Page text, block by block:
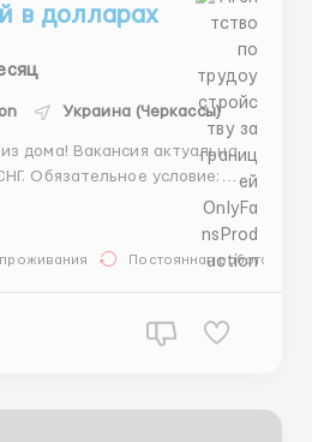
в долларах
Украина (Черкассы)
дома! Вакансия актуальна
Обязательное условие:
ноутбука. Задачи: Ведение
с постоянными клиентами
смены по 8 часов (поПостоянная работа